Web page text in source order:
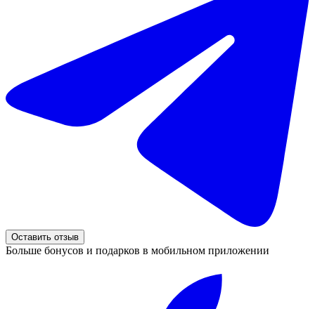
Оставить отзыв
Больше бонусов и подарков в мобильном приложении